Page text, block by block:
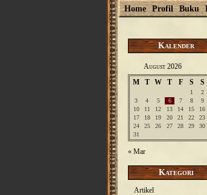
Home Profil Buku
Kalender
August 2026
M
T W T F S S
1
2
3
4 5 6 7 8
9
10
11 12 13 14 15
16
17
18 19 20 21 22
23
24
25 26 27 28 29
30
31
« Mar
Kategori
Artikel